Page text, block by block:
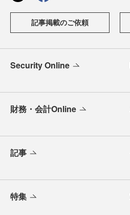
記事掲載のご依頼
Security Online
財務・会計Online
記事
特集